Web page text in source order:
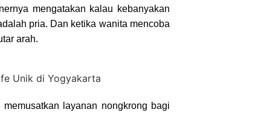
mengatakan kalau kebanyakan
pria. Dan ketika wanita mencoba
arah.
layanan nongkrong bagi